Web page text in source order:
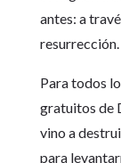
antes: a
resurrección.
Para todos
gratuitos de
vino a
para